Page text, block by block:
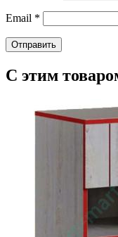
Email *
С этим